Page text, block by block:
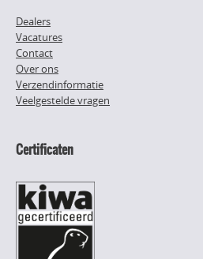
Dealers
Vacatures
Contact
Over ons
Verzendinformatie
Veelgestelde vragen
Certificaten